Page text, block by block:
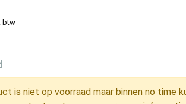
btw
is niet op voorraad maar binnen no time